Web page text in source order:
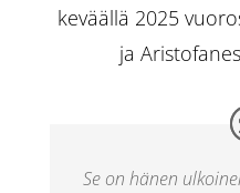
keväällä 2025
ja
Se on hänen